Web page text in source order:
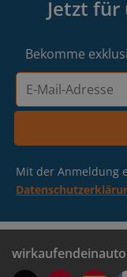
Jetzt
Bekomme
Mit der Anmeldung